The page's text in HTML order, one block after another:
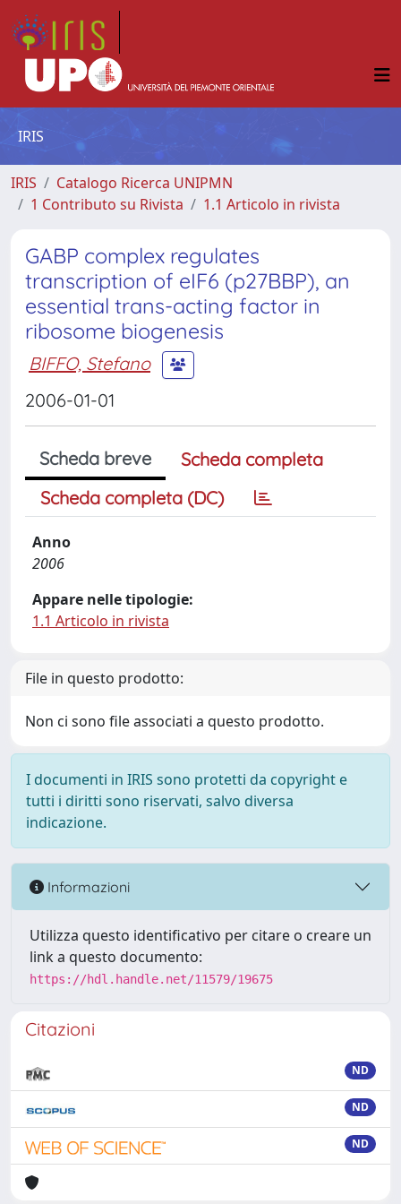
IRIS
IRIS
Catalogo Ricerca UNIPMN
1 Contributo su Rivista
1.1 Articolo in rivista
GABP complex regulates
transcription of eIF6 (p27BBP), an
essential trans-acting factor in
ribosome biogenesis
BIFFO, Stefano
2006-01-01
Scheda breve
Scheda completa
Scheda completa (DC)
Anno
2006
Appare nelle tipologie:
1.1 Articolo in rivista
File in questo prodotto:
Non ci sono file associati a questo prodotto.
I documenti in IRIS sono protetti da copyright e
tutti i diritti sono riservati, salvo diversa
indicazione.
Informazioni
Utilizza questo identificativo per citare o creare un
link a questo documento:
https://hdl.handle.net/11579/19675
Citazioni
ND
ND
ND